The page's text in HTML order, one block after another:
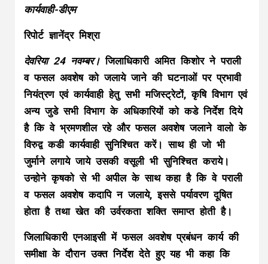
कार्यवाही-डीएम
रिपोर्ट ज्ञानेंद्र मिश्रा
देवरिया 24 नवम्बर। जिलाधिकारी अमित किशोर ने पराली
व फसल अवशेष को जलाये जाने की घटनाओं पर प्रभावी
नियंत्रण एवं कार्यवाही हेतु सभी मजिस्ट्रेटों, कृषि विभाग एवं
अन्य जुडे सभी विभाग के अधिकारियों को कडे निर्देश दिये
है कि वे भ्रमणशील रहे और फसल अवशेष जलाने वालो के
विरुद्व कडी कार्यवाही सुनिश्चित करें। साथ ही जो भी
जुर्माने लगाये जाये उसकी वसूली भी सुनिश्चित कराये।
उन्होने कृषको से भी अपील के साथ कहा है कि वे पराली
व फसल अवशेष कदापि न जलाये, इससे पर्यावरण दूषित
होता है तथा खेत की उर्वरकता शक्ति समाप्त होती है।
जिलाधिकारी एनआइसी में फसल अवशेष प्रबंधन कार्य की
समीक्षा के दौरान उक्त निर्देश देते हुए यह भी कहा कि